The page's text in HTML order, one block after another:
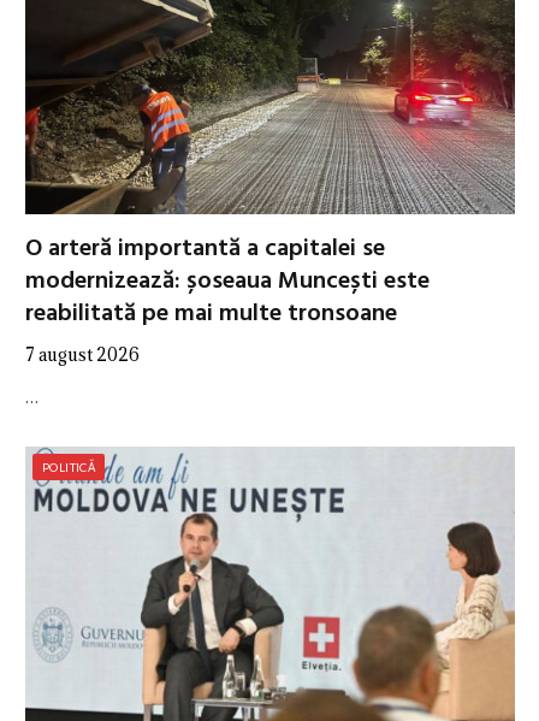
O arteră importantă a capitalei se
modernizează: șoseaua Muncești este
reabilitată pe mai multe tronsoane
7 august 2026
…
POLITICĂ